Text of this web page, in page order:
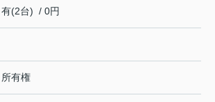
有(2台) / 0円
所有権